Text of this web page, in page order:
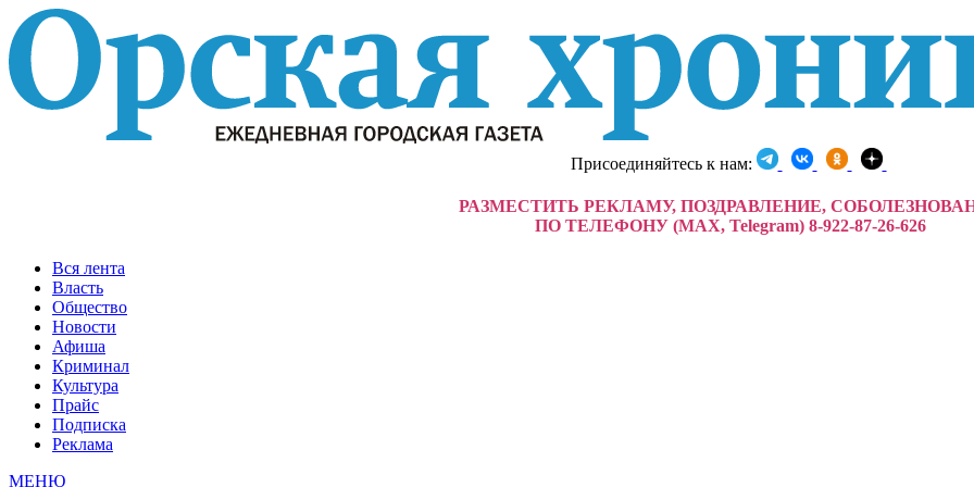
Присоединяйтесь к нам:
РАЗМЕСТИТЬ РЕКЛАМУ, ПОЗДРАВЛЕНИЕ,
ПО ТЕЛЕФОНУ (MAX, Telegram) 8-922-87-26-626
Вся лента
Власть
Общество
Новости
Афиша
Криминал
Культура
Прайс
Подписка
Реклама
МЕНЮ